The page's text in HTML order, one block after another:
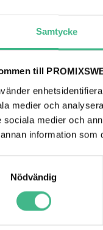
Samtycke
till
medier och
sociala medier och
information som
Nödvändig